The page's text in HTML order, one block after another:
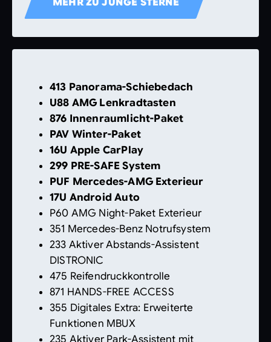
MEHR ZU JUNGE STERNE
413 Panorama-Schiebedach
U88 AMG Lenkradtasten
876 Innenraumlicht-Paket
PAV Winter-Paket
16U Apple CarPlay
299 PRE-SAFE System
PUF Mercedes-AMG Exterieur
17U Android Auto
P60 AMG Night-Paket Exterieur
351 Mercedes-Benz Notrufsystem
233 Aktiver Abstands-Assistent
DISTRONIC
475 Reifendruckkontrolle
871 HANDS-FREE ACCESS
355 Digitales Extra: Erweiterte
Funktionen MBUX
235 Aktiver Park-Assistent mit